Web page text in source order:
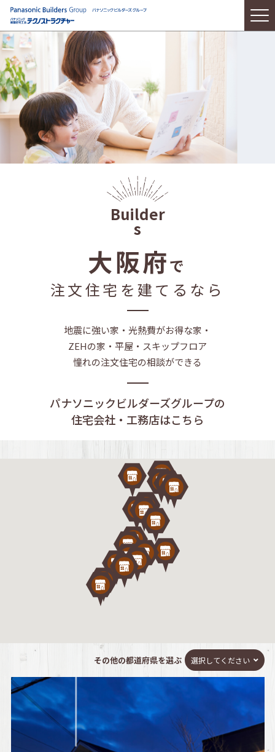
大阪府で
注文住宅を建てるなら
地震に強い家・光熱費がお得な家・
ZEHの家・平屋・スキップフロア
憧れの注文住宅の相談ができる
パナソニックビルダーズグループの
住宅会社・工務店はこちら
その他の都道府県を選ぶ 選択してください